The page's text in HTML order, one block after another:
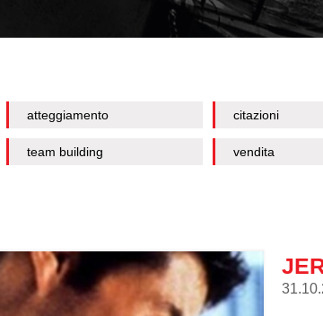
atteggiamento citazioni
team building vendita